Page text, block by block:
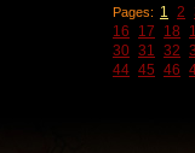
Pages: 1 2
16
17 18
30 31 32
44 45 46